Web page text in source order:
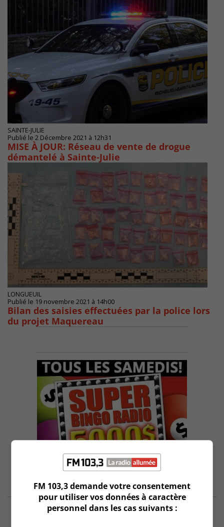
SAINTE-JULIE
Publié le 2 Décembre 2021 à 12h31
MISE À JOUR: Réseau de vente de drogue
démantelé à Sainte-Julie
LONGUEUIL
Publié le 19 novembre 2021 à 14h00
Bilan des saisies effectuées par la police lors
du projet Maquereau
FM 103,3 demande votre consentement
pour utiliser vos données à caractère
personnel dans les cas suivants :